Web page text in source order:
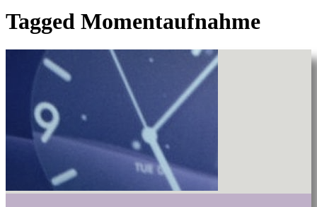
Tagged Momentaufnahme